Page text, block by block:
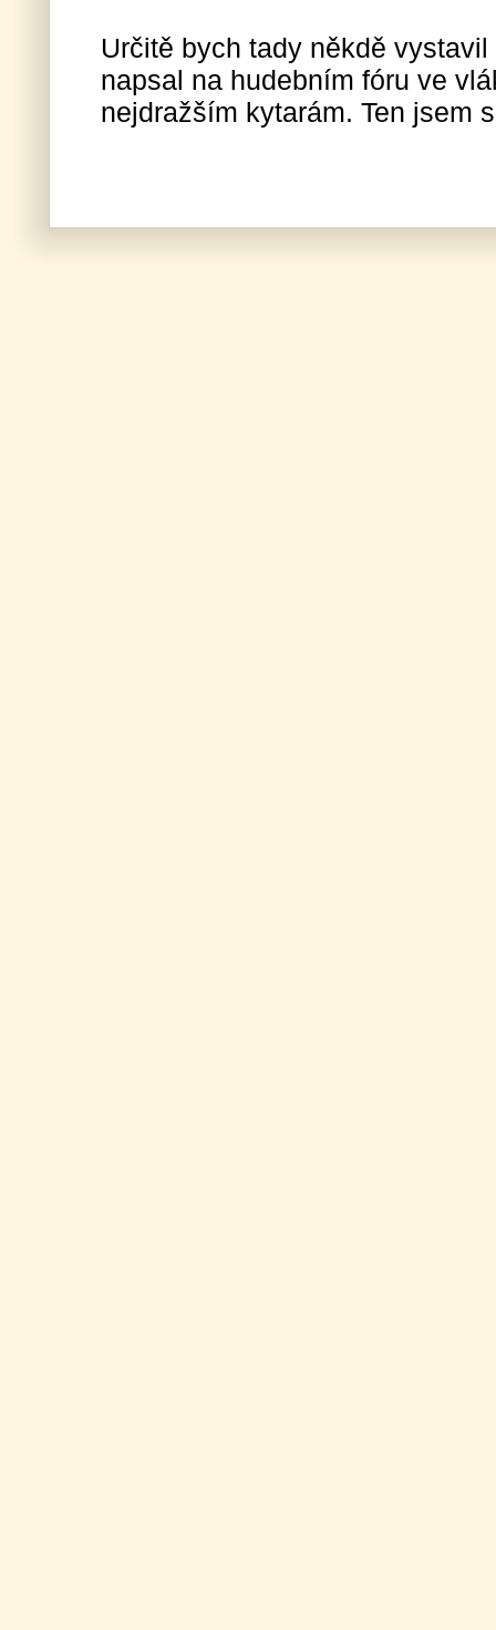
Určitě bych tady někdě
napsal na hudebním fóru ve
nejdražším kytarám. Ten jsem